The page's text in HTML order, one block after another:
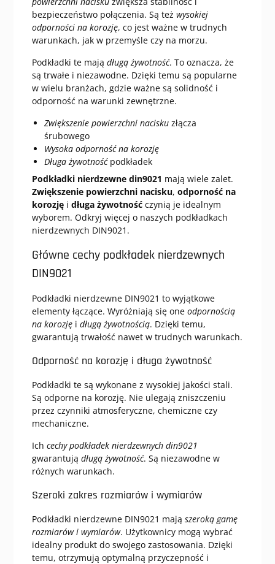
bezpieczeństwo połączenia. Są też wysokiej
odporności na korozję, co jest ważne w trudnych
warunkach, jak w przemyśle czy na morzu.
Podkładki te mają długą żywotność. To oznacza, że
są trwałe i niezawodne. Dzięki temu są popularne
w wielu branżach, gdzie ważne są solidność i
odporność na warunki zewnętrzne.
Zwiększenie powierzchni naciskuzłącza
śrubowego
Wysoka odporność na korozję
Długa żywotnośćpodkładek
Podkładki nierdzewne din9021 mają wiele zalet.
Zwiększenie powierzchni nacisku, odporność na
korozjęi długa żywotnośćczynią je idealnym
wyborem. Odkryj więcej o naszych podkładkach
nierdzewnych DIN9021.
Główne cechy podkładek nierdzewnych
DIN9021
Podkładki nierdzewne DIN9021 to wyjątkowe
elementy łączące. Wyróżniają się one odpornością
na korozjęi długą żywotnością. Dzięki temu,
gwarantują trwałość nawet w trudnych warunkach.
Odporność na korozję i długa żywotność
Podkładki te są wykonane z wysokiej jakości stali.
Są odporne na korozję. Nie ulegają zniszczeniu
przez czynniki atmosferyczne, chemiczne czy
mechaniczne.
Ich cechy podkładek nierdzewnych din9021
gwarantują długą żywotność. Są niezawodne w
różnych warunkach.
Szeroki zakres rozmiarów i wymiarów
Podkładki nierdzewne DIN9021 mają szeroką gamę
rozmiarów i wymiarów. Użytkownicy mogą wybrać
idealny produkt do swojego zastosowania. Dzięki
temu, otrzymują optymalną przyczepność i